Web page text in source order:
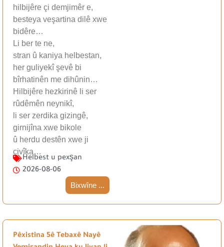
hilbijêre çi demjimêr e,
besteya veşartina dilê xwe
bidêre…
Li ber te ne,
stran û kaniya helbestan,
her guliyekî şevê bi
bîrhatinên me dihûnin…
Hilbijêre hezkirinê li ser
rûdêmên neynikî,
li ser zerdika gizingê,
girnijîna xwe bikole
û herdu destên xwe ji
çivîka…
Helbest u pexşan
2026-08-06
Bixwîne ...
Pêxistina 5ê Tebaxê Nayê